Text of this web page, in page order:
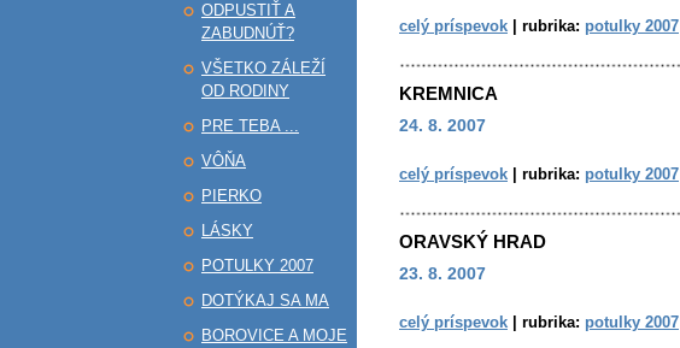
celý príspevok rubrika: potulky 2007
KREMNICA
24. 8. 2007
celý príspevok rubrika: potulky 2007
ORAVSKÝ HRAD
23. 8. 2007
celý príspevok rubrika: potulky 2007
ODPUSTIŤ A
ZABUDNÚŤ?
VŠETKO ZÁLEŽÍ
OD RODINY
PRE TEBA ...
VÔŇA
PIERKO
LÁSKY
POTULKY 2007
DOTÝKAJ SA MA
BOROVICE A MOJE